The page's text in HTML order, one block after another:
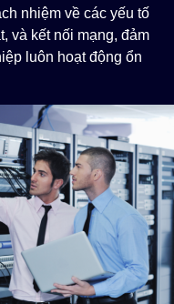
nhiệm về các yếu tố
và kết nối mạng, đảm
luôn hoạt động ổn